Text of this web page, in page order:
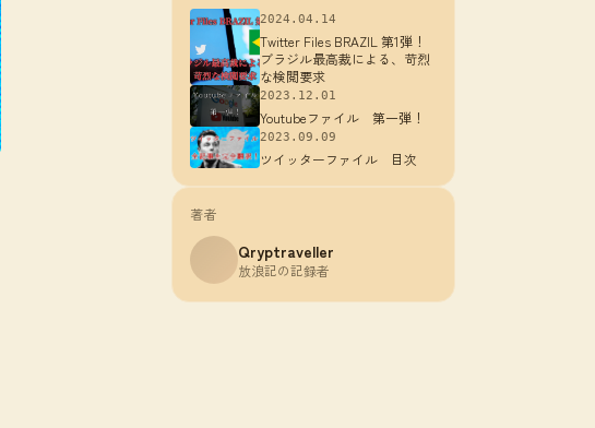
2024.04.14
Twitter Files BRAZIL 第1弾！
ブラジル最高裁による、苛烈
な検閲要求
2023.12.01
Youtubeファイル 第一弾！
2023.09.09
ツイッターファイル 目次
著者
Qryptraveller
放浪記の記録者